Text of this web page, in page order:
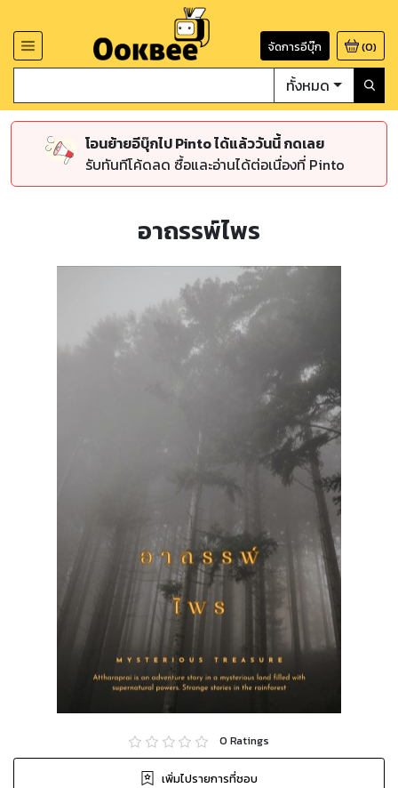
จัดการอีบุ๊ก (0)
ทั้งหมด
โอนย้ายอีบุ๊กไป Pinto ได้แล้ววันนี้ กดเลย
รับทันทีโค้ดลด ซื้อและอ่านได้ต่อเนื่องที่ Pinto
อาถรรพ์ไพร
0 Ratings
เพิ่มไปรายการที่ชอบ